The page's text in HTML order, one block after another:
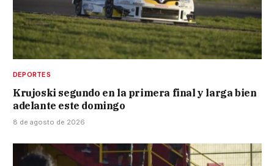
DEPORTES
Krujoski segundo en la primera final y larga bien
adelante este domingo
8 de agosto de 2026